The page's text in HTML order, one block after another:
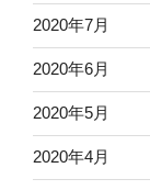
2020年7月
2020年6月
2020年5月
2020年4月